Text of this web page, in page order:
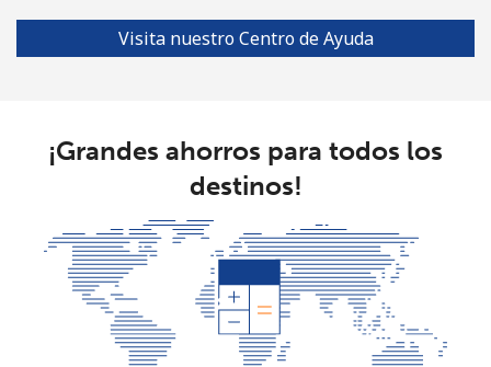
Visita nuestro Centro de Ayuda
¡Grandes ahorros para todos los
destinos!